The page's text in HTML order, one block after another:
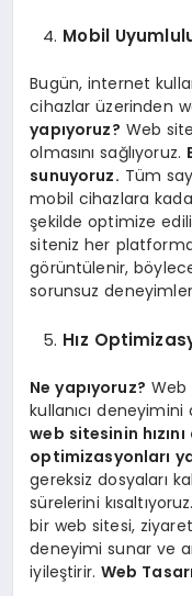
Mobil
Bugün, internet
cihazlar üzerinden
yapıyoruz? Web
olmasını sağlıyoruz.
sunuyoruz. Tüm
mobil cihazlara
şekilde optimize
siteniz her
görüntülenir, böylece
sorunsuz
Hız
Ne yapıyoruz? Web
kullanıcı
web sitesinin
optimizasyonları
gereksiz dosyaları
sürelerini kısaltıyoruz.
bir web sitesi,
deneyimi sunar ve
iyileştirir. Web